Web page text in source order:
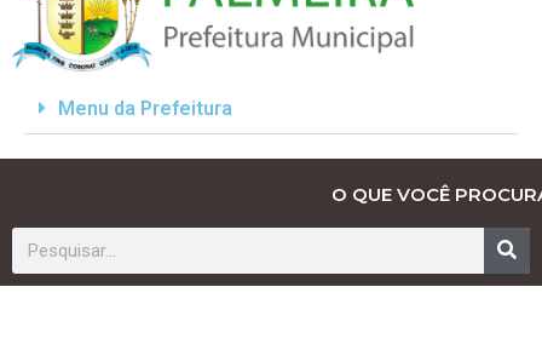
Menu da Prefeitura
O QUE VOCÊ